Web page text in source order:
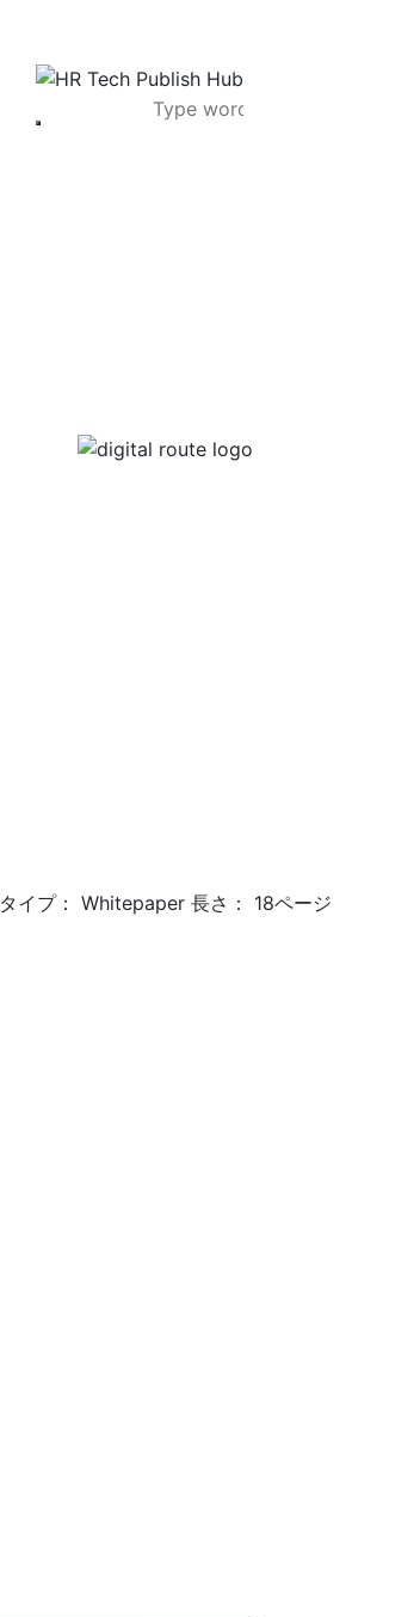
タイプ： Whitepaper 長さ： 18ページ